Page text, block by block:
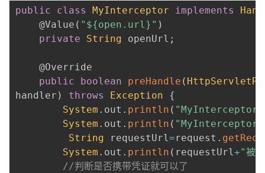
public class MyInterceptor implements
@Value ( "${open.url}" )
private
String openUrl ;
@Override
public
boolean preHandle (
handler ) throws Exception
{
System . out . println ( "MyInterceptor....
System . out . println ( "MyInterceptor
String requestUrl=request .
System . out . println ( requestUrl+"被
//判断是否携带凭证就可以了